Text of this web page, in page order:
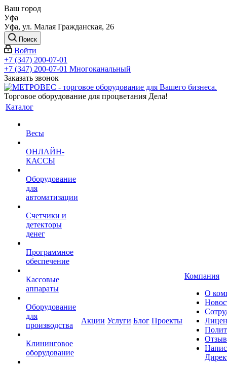
Ваш город
Уфа
Уфа, ул. Малая Гражданская, 26
Поиск
Войти
+7 (347) 200-07-01
+7 (347) 200-07-01 Многоканальный
Заказать звонок
Торговое оборудование для процветания Дела!
Каталог
Весы
ОНЛАЙН-
КАССЫ
Оборудование
для
автоматизации
Счетчики и
детекторы
денег
Программное
обеспечение
Кассовые
аппараты
Оборудование
для
производства
Клининговое
оборудование
Акции Услуги Блог Проекты
Компания
О